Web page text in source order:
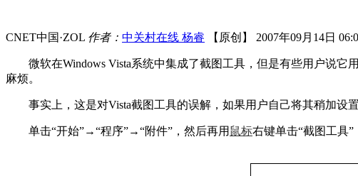
CNET中国·ZOL 作者： 中关村在线 杨睿 【原创】 2007年09月14日
微软在Windows Vista系统中集成了截图工具，但是有些用户说它
麻烦。
事实上，这是对Vista截图工具的误解，如果用户自己将其稍加设置
单击“开始”→“程序”→“附件”，然后再用 鼠标右键单击“截图工具